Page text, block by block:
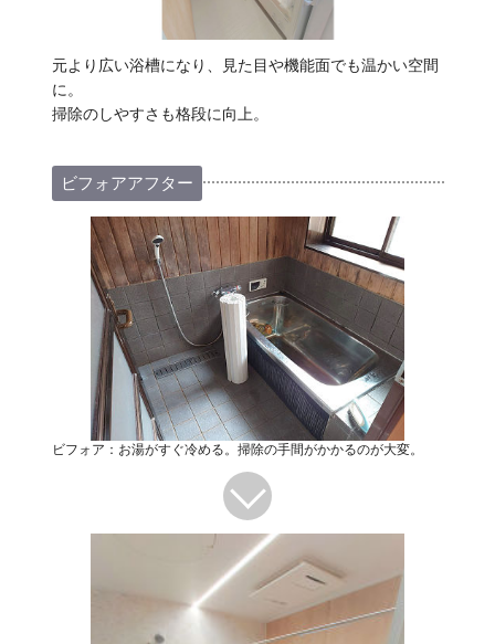
元より広い浴槽になり、見た目や機能面でも温かい空間
に。
掃除のしやすさも格段に向上。
ビフォアアフター
ビフォア：お湯がすぐ冷める。掃除の手間がかかるのが大変。